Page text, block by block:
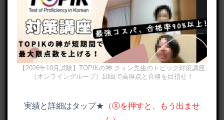
【2026年10月試験】TOPIKの神 クォン先生のトピック対策講座
（オンライングループ）10回で高得点と合格を目指せ！
実績と詳細はタップ★ （Ⓧを押すと、もう出ませ